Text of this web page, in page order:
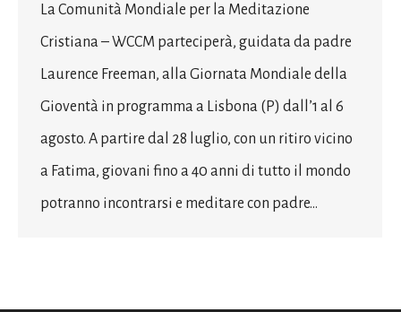
La Comunità Mondiale per la Meditazione
Cristiana – WCCM parteciperà, guidata da padre
Laurence Freeman, alla Giornata Mondiale della
Gioventà in programma a Lisbona (P) dall’1 al 6
agosto. A partire dal 28 luglio, con un ritiro vicino
a Fatima, giovani fino a 40 anni di tutto il mondo
potranno incontrarsi e meditare con padre…